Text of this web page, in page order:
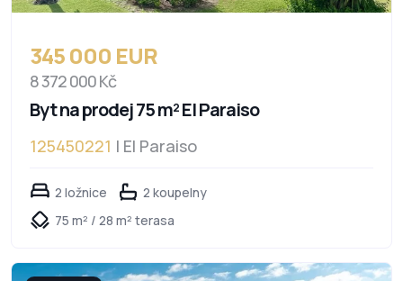
345 000 EUR
8 372 000 Kč
Byt na prodej 75 m² El Paraiso
125450221 | El Paraiso
2 ložnice
2 koupelny
75 m² / 28 m² terasa